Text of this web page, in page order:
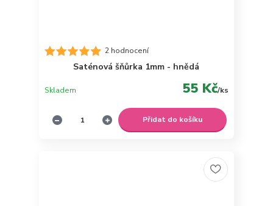
2 hodnocení
Saténová šňůrka 1mm - hnědá
55 Kč/ks
Skladem
Přidat do košíku